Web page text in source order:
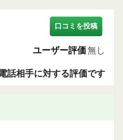
口コミを投稿
ユーザー評価無し
話相手に対する評価です